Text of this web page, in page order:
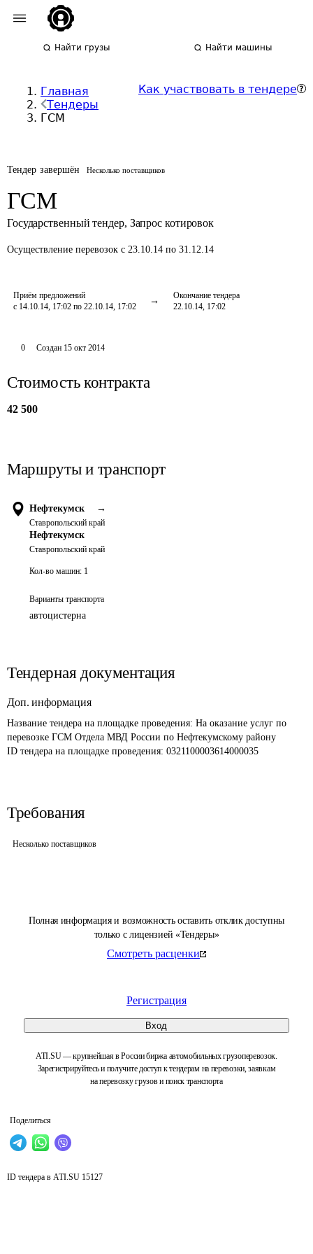
Найти грузы Найти машины
Главная
Тендеры
ГСМ
Как участвовать в тендере
Тендер завершён Несколько поставщиков
ГСМ
Государственный тендер, Запрос котировок
Осуществление перевозок с 23.10.14 по 31.12.14
Приём предложений
с 14.10.14, 17:02 по 22.10.14, 17:02
Окончание тендера
22.10.14, 17:02
Полная информация и возможность оставить отклик доступны
только с лицензией «Тендеры»
Смотреть расценки
Регистрация
Вход
ATI.SU — крупнейшая в России биржа автомобильных грузоперевозок.
Зарегистрируйтесь и получите доступ к тендерам на перевозки, заявкам
на перевозку грузов и поиск транспорта
Поделиться
0 Создан 15 окт 2014
Стоимость контракта
42 500
Маршруты и транспорт
Нефтекумск →
Ставропольский край
Нефтекумск
Ставропольский край
Кол-во машин: 1
Варианты транспорта
автоцистерна
Тендерная документация
Доп. информация
Название тендера на площадке проведения: На оказание услуг по
перевозке ГСМ Отдела МВД России по Нефтекумскому району
ID тендера на площадке проведения: 0321100003614000035
Требования
Несколько поставщиков
ID тендера в ATI.SU 15127